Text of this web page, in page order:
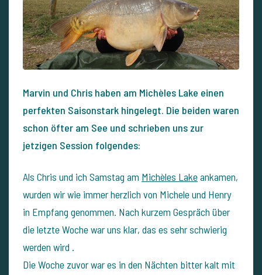
Marvin und Chris haben am Michèles Lake einen
perfekten Saisonstark hingelegt. Die beiden waren
schon öfter am See und schrieben uns zur
jetzigen Session folgendes:
Als Chris und ich Samstag am Michèles Lakeankamen,
wurden wir wie immer herzlich von Michele und Henry
in Empfang genommen. Nach kurzem Gespräch über
die letzte Woche war uns klar, das es sehr schwierig
werden wird .
Die Woche zuvor war es in den Nächten bitter kalt mit